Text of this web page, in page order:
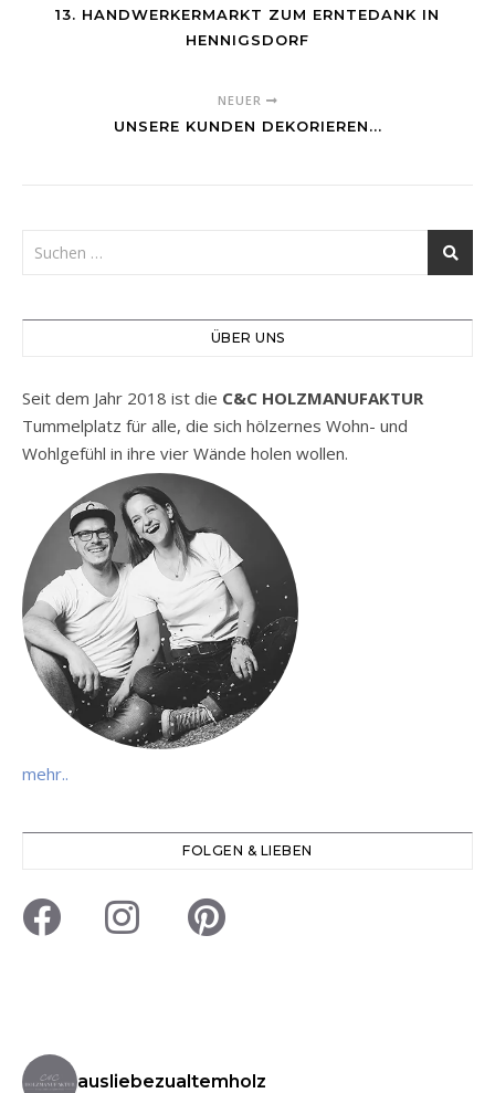
13. HANDWERKERMARKT ZUM ERNTEDANK IN
HENNIGSDORF
NEUER
UNSERE KUNDEN DEKORIEREN...
ÜBER UNS
Seit dem Jahr 2018 ist die C&C HOLZMANUFAKTUR
Tummelplatz für alle, die sich hölzernes Wohn- und
Wohlgefühl in ihre vier Wände holen wollen.
mehr..
FOLGEN & LIEBEN
ausliebezualtemholz